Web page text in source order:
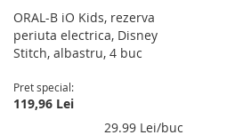
ORAL-B iO Kids, rezerva
periuta electrica, Disney
Stitch, albastru, 4 buc
Pret special
119,96 Lei
29.99 Lei/buc